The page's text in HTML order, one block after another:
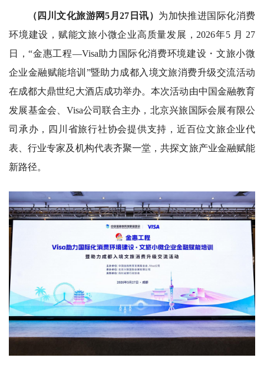
（四川文化旅游网5月27日讯） 为加快推进国际化消费
环境建设，赋能文旅小微企业高质量发展，2026年5 月 27
日，“金惠工程—Visa助力国际化消费环境建设・文旅小微
企业金融赋能培训”暨助力成都入境文旅消费升级交流活动
在成都大鼎世纪大酒店成功举办。本次活动由中国金融教育
发展基金会、Visa公司联合主办，北京兴旅国际会展有限公
司承办，四川省旅行社协会提供支持，近百位文旅企业代
表、行业专家及机构代表齐聚一堂，共探文旅产业金融赋能
新路径。